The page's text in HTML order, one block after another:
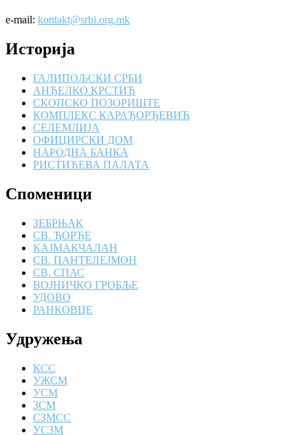
e-mail: kontakt@srbi.org.mk
Историја
ГАЛИПОЉСКИ СРБИ
АНЂЕЛКО КРСТИЋ
СКОПСКО ПОЗОРИШТЕ
КОМПЛЕКС КАРАЂОРЂЕВИЋ
СЕЛЕМЛИЈА
ОФИЦИРСКИ ДОМ
НАРОДНА БАНКА
РИСТИЋЕВА ПАЛАТА
Споменици
ЗЕБРЊАК
СВ. ЂОРЂЕ
КАЈМАКЧАЛАН
СВ. ПАНТЕЛЕЈМОН
СВ. СПАС
ВОЈНИЧКО ГРОБЉЕ
УДОВО
РАНКОВЦЕ
Удружења
КСС
УЖСМ
УСМ
ЗСМ
СЗМСС
УСЗМ